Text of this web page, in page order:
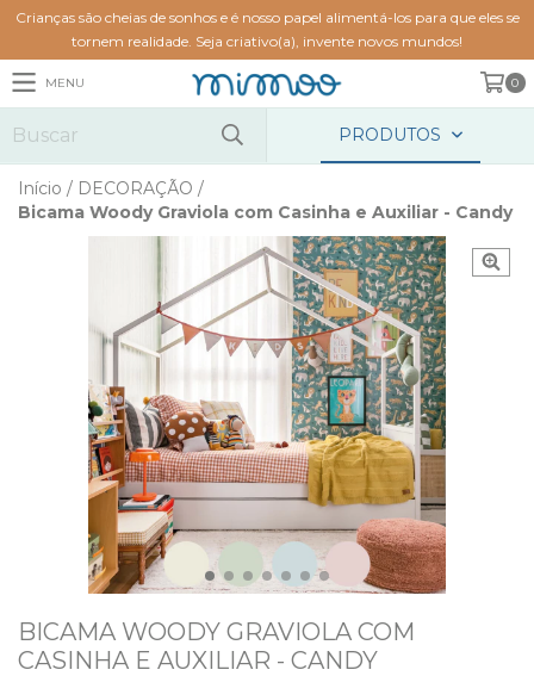
Crianças são cheias de sonhos e é nosso papel alimentá-los para que eles se
tornem realidade. Seja criativo(a), invente novos mundos!
MENU 0
PRODUTOS
Início / DECORAÇÃO /
Bicama Woody Graviola com Casinha e Auxiliar - Candy
BICAMA WOODY GRAVIOLA COM
CASINHA E AUXILIAR - CANDY